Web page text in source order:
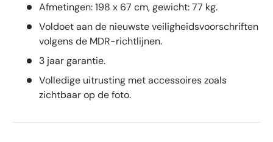
Afmetingen: 198 x 67 cm, gewicht: 77 kg.
Voldoet aan de nieuwste veiligheidsvoorschriften
volgens de MDR-richtlijnen.
3 jaar garantie.
Volledige uitrusting met accessoires zoals
zichtbaar op de foto.